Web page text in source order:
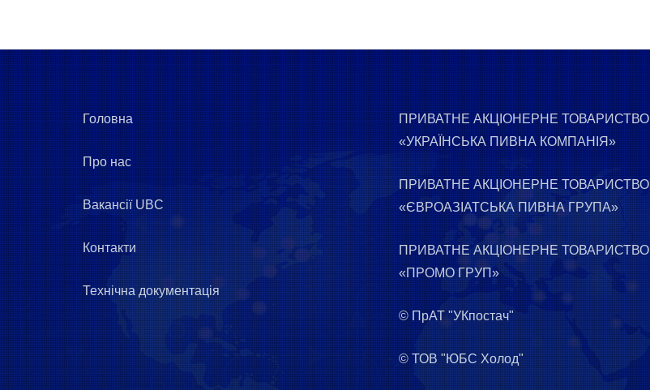
Головна
Про нас
Вакансії UBC
Контакти
Технічна документація
ПРИВАТНЕ АКЦІОНЕРНЕ ТОВАРИСТВО
«УКРАЇНСЬКА ПИВНА КОМПАНІЯ»
ПРИВАТНЕ АКЦІОНЕРНЕ ТОВАРИСТВО
«ЄВРОАЗІАТСЬКА ПИВНА ГРУПА»
ПРИВАТНЕ АКЦІОНЕРНЕ ТОВАРИСТВО
«ПРОМО ГРУП»
© ПрАТ "УКпостач"
© ТОВ "ЮБС Холод"